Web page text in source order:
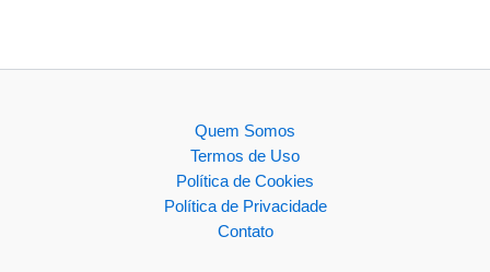
Quem Somos
Termos de Uso
Política de Cookies
Política de Privacidade
Contato